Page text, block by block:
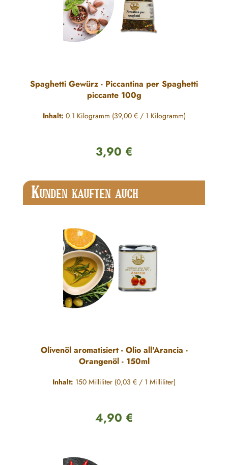
Spaghetti Gewürz - Piccantina per Spaghetti
piccante 100g
Inhalt: 0.1 Kilogramm (39,00 € / 1 Kilogramm)
Regulärer Preis:
3,90 €
Produktgalerie überspringen
KUNDEN KAUFTEN AUCH
Olivenöl aromatisiert - Olio all'Arancia -
Orangenöl - 150ml
Inhalt: 150 Milliliter (0,03 € / 1 Milliliter)
Regulärer Preis:
4,90 €